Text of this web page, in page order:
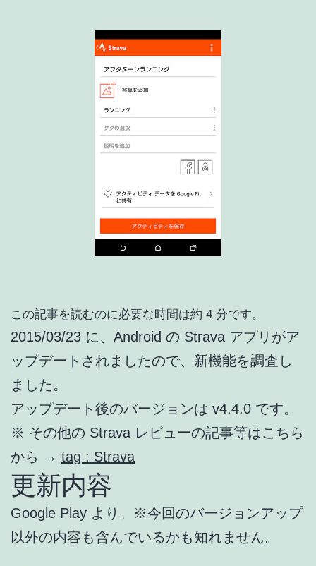
この記事を読むのに必要な時間は約 4 分です。
2015/03/23 に、Android の Strava アプリがア
ップデートされましたので、新機能を調査し
ました。
アップデート後のバージョンは v4.4.0 です。
※ その他の Strava レビューの記事等はこちら
から → tag : Strava
更新内容
Google Play より。※今回のバージョンアップ
以外の内容も含んでいるかも知れません。